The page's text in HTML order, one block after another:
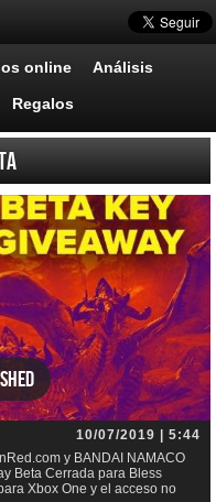
online Análisis
Regalos
10/07/2019 | 5:44
y BANDAI NAMACO
Beta Cerrada para Bless
Xbox One y el acceso no